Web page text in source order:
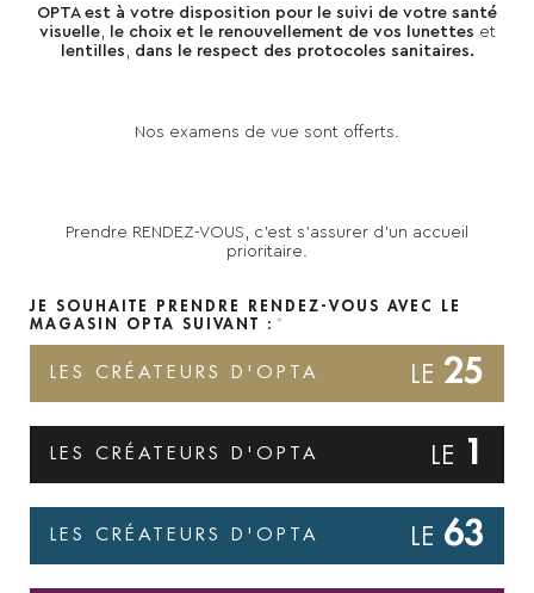
OPTA est à votre disposition pour le suivi de votre santé
visuelle, le choix et le renouvellement de vos lunettes et
lentilles
dans le respect des protocoles sanitaires.
Nos examens de vue sont offerts.
Prendre RENDEZ-VOUS, c'est s'assurer d'un accueil
prioritaire.
JE SOUHAITE PRENDRE RENDEZ-VOUS AVEC LE
MAGASIN OPTA SUIVANT :
LES CRÉATEURS D'OPTA 25
LES CRÉATEURS D'OPTA 1
LES CRÉATEURS D'OPTA 63